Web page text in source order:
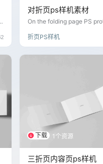
对折页ps样机素材
On the folding page PS
折页PS样机
下载 1个资源
三折页内容页ps样机